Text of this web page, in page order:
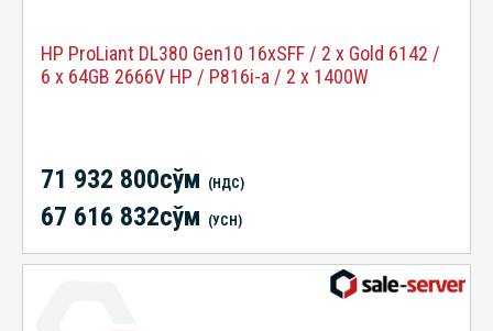
HP ProLiant DL380 Gen10 16xSFF / 2 x Gold 6142 /
6 x 64GB 2666V HP / P816i-a / 2 x 1400W
71 932 800сўм (НДС)
67 616 832сўм (УСН)